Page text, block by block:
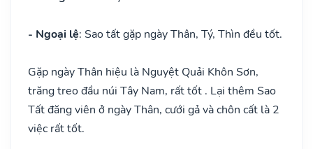
- Ngoại lệ: Sao tất gặp ngày Thân, Tý, Thìn đều tốt.
Gặp ngày Thân hiệu là Nguyệt Quải Khôn Sơn,
trăng treo đầu núi Tây Nam, rất tốt . Lại thêm Sao
Tất đăng viên ở ngày Thân, cưới gả và chôn cất là 2
việc rất tốt.